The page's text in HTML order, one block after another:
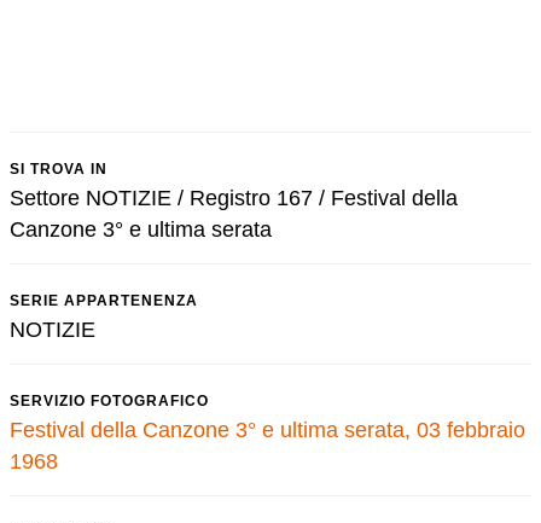
SI TROVA IN
Settore NOTIZIE / Registro 167 / Festival della
Canzone 3° e ultima serata
SERIE APPARTENENZA
NOTIZIE
SERVIZIO FOTOGRAFICO
Festival della Canzone 3° e ultima serata, 03 febbraio
1968